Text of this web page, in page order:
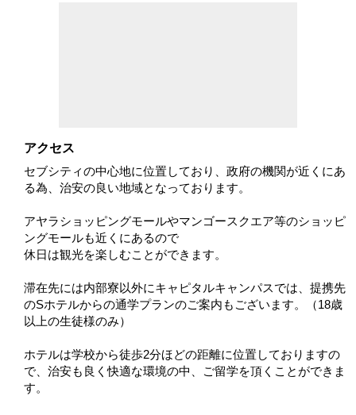
アクセス
セブシティの中心地に位置しており、政府の機関が近くにあ
る為、治安の良い地域となっております。
アヤラショッピングモールやマンゴースクエア等のショッピ
ングモールも近くにあるので
休日は観光を楽しむことができます。
滞在先には内部寮以外にキャピタルキャンパスでは、提携先
のSホテルからの通学プランのご案内もございます。（18歳
以上の生徒様のみ）
ホテルは学校から徒歩2分ほどの距離に位置しておりますの
で、治安も良く快適な環境の中、ご留学を頂くことができま
す。